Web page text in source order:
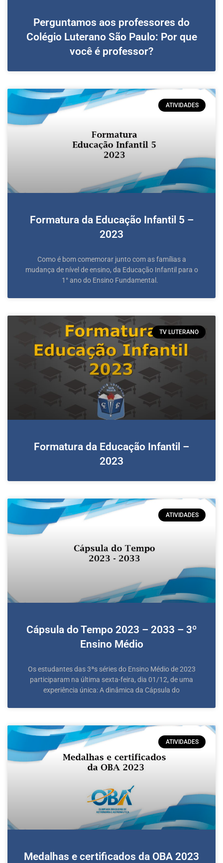
Perguntamos aos professores do
Colégio Luterano São Paulo: Por que
você é professor?
ATIVIDADES
Formatura da Educação Infantil 5 –
2023
Como é bom comemorar junto com as famílias a
mudança de nível de ensino, da Educação Infantil para o
1° ano do Ensino Fundamental.
TV LUTERANO
Formatura da Educação Infantil –
2023
ATIVIDADES
Cápsula do Tempo 2023 – 2033 – 3º
Ensino Médio
Os estudantes das 3ªs séries do Ensino Médio de 2023
participaram na última sexta-feira, dia 01/12, de uma
experiência única: A dinâmica da Cápsula do
ATIVIDADES
Medalhas e certificados da OBA 2023